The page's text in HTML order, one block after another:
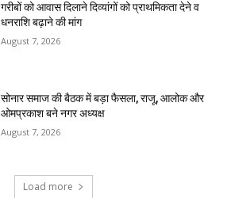
गरीबों को आवास दिलाने दिव्यांगों को प्राथमिकता देने व
धनराशि बढ़ाने की मांग
August 7, 2026
सोनार समाज की बैठक में बड़ा फैसला, राजू, आलोक और
ओमप्रकाश बने नगर अध्यक्ष
August 7, 2026
Load more